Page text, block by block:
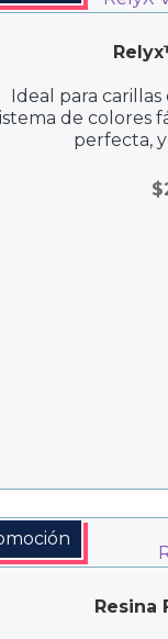
Ideal para
de colores
perfecta,
$